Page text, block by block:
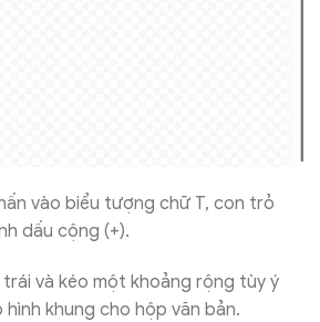
vào biểu tượng chữ T, con trỏ
dấu cộng (+).
và kéo một khoảng rộng tùy ý
khung cho hộp văn bản.